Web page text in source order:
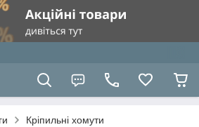
Кріпильні хомути